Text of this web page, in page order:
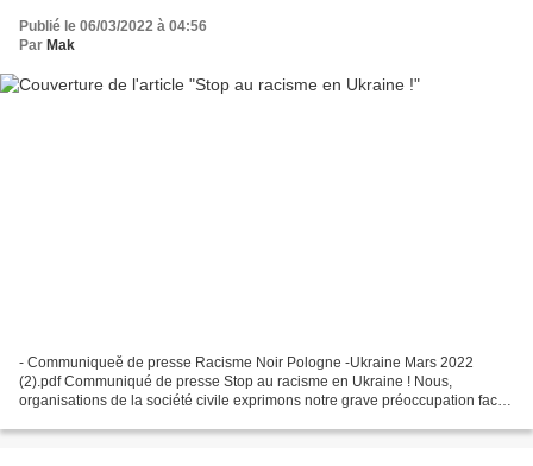
Publié le 06/03/2022 à 04:56
Par Mak
- Communiqueě de presse Racisme Noir Pologne -Ukraine Mars 2022
(2).pdf Communiqué de presse Stop au racisme en Ukraine ! Nous,
organisations de la société civile exprimons notre grave préoccupation face